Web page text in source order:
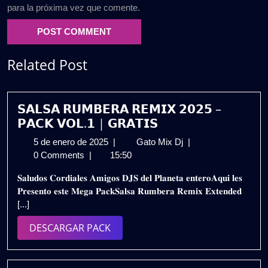
para la próxima vez que comente.
Related Post
𝗦𝗔𝗟𝗦𝗔 𝗥𝗨𝗠𝗕𝗘𝗥𝗔 𝗥𝗘𝗠𝗜𝗫 𝟮𝟬𝟮𝟱 –
𝗣𝗔𝗖𝗞 𝗩𝗢𝗟.𝟭 | 𝗚𝗥𝗔𝗧𝗜𝗦
5 de enero de 2025 5
de
de
2025
Gato Mix Dj 𝗦𝗔𝗟𝗦𝗔
𝟮𝟬𝟮𝟱
–
𝗚𝗥𝗔𝗧𝗜𝗦
0 Comments
15:50
𝐒𝐚𝐥𝐮𝐝𝐨𝐬 𝐂𝐨𝐫𝐝𝐢𝐚𝐥𝐞𝐬 𝐀𝐦𝐢𝐠𝐨𝐬 𝐃𝐉𝐒 𝐝𝐞𝐥 𝐏𝐥𝐚𝐧𝐞𝐭𝐚 𝐞𝐧𝐭𝐞𝐫𝐨𝐀𝐪𝐮𝐢 𝐥𝐞𝐬
𝐏𝐫𝐞𝐬𝐞𝐧𝐭𝐨 𝐞𝐬𝐭𝐞 𝐌𝐞𝐠𝐚 𝐏𝐚𝐜𝐤𝐒𝐚𝐥𝐬𝐚 𝐑𝐮𝐦𝐛𝐞𝐫𝐚 𝐑𝐞𝐦𝐢𝐱 𝐄𝐱𝐭𝐞𝐧𝐝𝐞𝐝
[...]
DESCARGAR PACKDESCARGAR
PACK